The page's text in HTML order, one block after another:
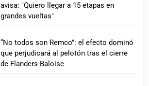
avisa: "Quiero llegar a 15 etapas en
grandes vueltas"
“No todos son Remco”: el efecto dominó
que perjudicará al pelotón tras el cierre
de Flanders Baloise